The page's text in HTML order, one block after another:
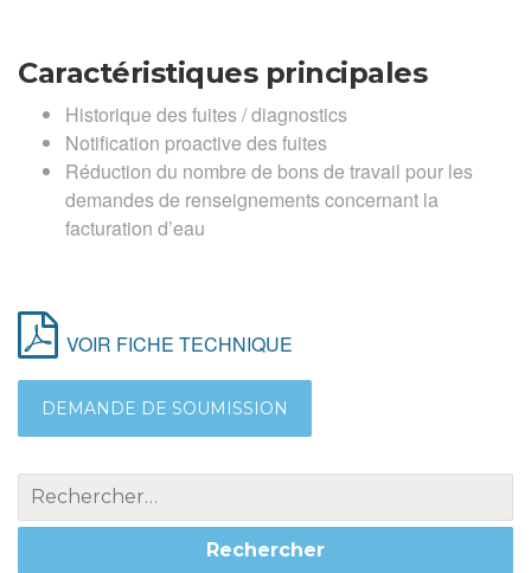
Caractéristiques principales
Historique des fuites / diagnostics
Notification proactive des fuites
Réduction du nombre de bons de travail pour les
demandes de renseignements concernant la
facturation d’eau
VOIR FICHE TECHNIQUE
DEMANDE DE SOUMISSION